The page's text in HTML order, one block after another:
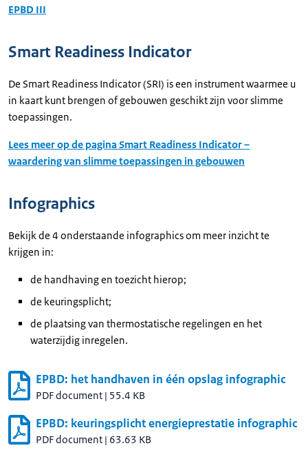
EPBD III
Smart Readiness Indicator
De Smart Readiness Indicator (SRI) is een instrument waarmee u
in kaart kunt brengen of gebouwen geschikt zijn voor slimme
toepassingen.
Lees meer op de pagina Smart Readiness Indicator –
waardering van slimme toepassingen in gebouwen
Infographics
Bekijk de 4 onderstaande infographics om meer inzicht te
krijgen in:
de handhaving en toezicht hierop;
de keuringsplicht;
de plaatsing van thermostatische regelingen en het
waterzijdig inregelen.
EPBD: het handhaven in één opslag infographic
PDF document | 55.4 KB
EPBD: keuringsplicht energieprestatie infographic
PDF document | 63.63 KB